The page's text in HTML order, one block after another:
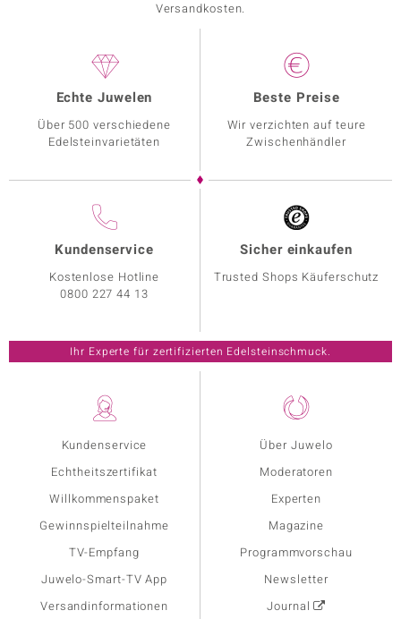
Versandkosten.
Kundenservice
Echtheitszertifikat
Willkommenspaket
Gewinnspielteilnahme
TV-Empfang
Juwelo-Smart-TV App
Versandinformationen
Über Juwelo
Moderatoren
Experten
Magazine
Programmvorschau
Newsletter
Journal
Echte Juwelen
Über 500 verschiedene
Edelsteinvarietäten
Beste Preise
Wir verzichten auf teure
Zwischenhändler
Kundenservice
Kostenlose Hotline
0800 227 44 13
Sicher einkaufen
Trusted Shops Käuferschutz
Ihr Experte für zertifizierten Edelsteinschmuck.